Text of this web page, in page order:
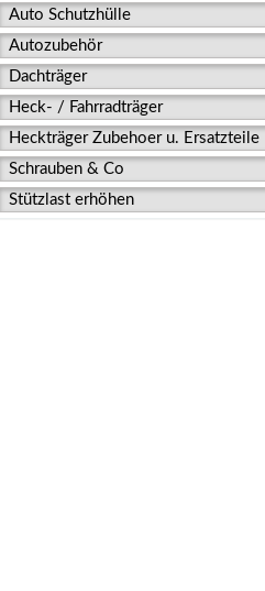
Auto Schutzhülle
Autozubehör
Dachträger
Heck- / Fahrradträger
Heckträger Zubehoer u. Ersatzteile
Schrauben & Co
Stützlast erhöhen